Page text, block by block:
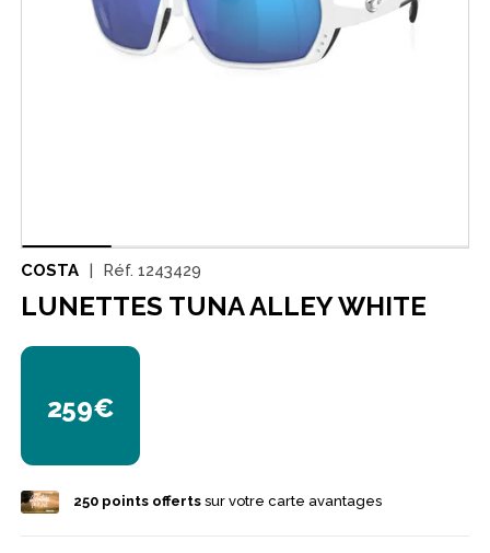
COSTA Réf. 1243429
LUNETTES TUNA ALLEY WHITE
259€
250points offertssur votre carte avantages